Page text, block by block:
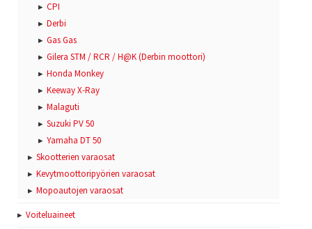
CPI
Derbi
Gas Gas
Gilera STM / RCR / H@K (Derbin moottori)
Honda Monkey
Keeway X-Ray
Malaguti
Suzuki PV 50
Yamaha DT 50
Skootterien varaosat
Kevytmoottoripyörien varaosat
Mopoautojen varaosat
Voiteluaineet